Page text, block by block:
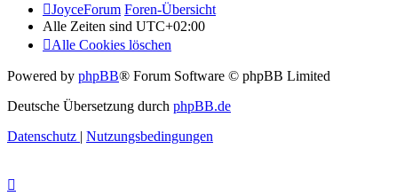
JoyceForum Foren-Übersicht
Alle Zeiten sind UTC+02:00
Alle Cookies löschen
Powered by phpBB® Forum Software © phpBB Limited
Deutsche Übersetzung durch phpBB.de
Datenschutz | Nutzungsbedingungen